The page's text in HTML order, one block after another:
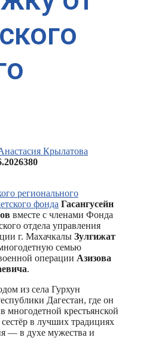
Крылатова
380
регионального
фонда Гасангусейн
вместе с членами Фонда
отдела управления
г. Махачкалы Зулгижат
семью
операции Азизова
.
из села Гурхун
Дагестан, где он
многодетной крестьянской
в лучших традициях
— в духе мужества и